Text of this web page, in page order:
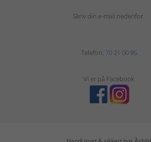
Skriv din e-mail nedenfor.
Telefon: 70 21 00 95
Vi er på Facebook